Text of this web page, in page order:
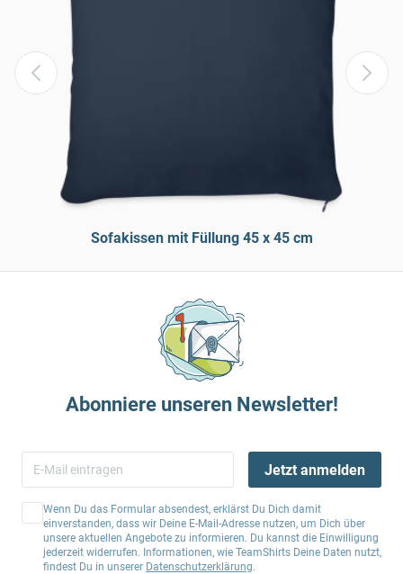
Sofakissen mit Füllung 45 x 45 cm
Abonniere unseren Newsletter!
Jetzt anmelden
Wenn Du das Formular absendest, erklärst Du Dich damit
einverstanden, dass wir Deine E-Mail-Adresse nutzen, um Dich über
unsere aktuellen Angebote zu informieren. Du kannst die Einwilligung
jederzeit widerrufen. Informationen, wie TeamShirts Deine Daten nutzt,
findest Du in unserer Datenschutzerklärung.